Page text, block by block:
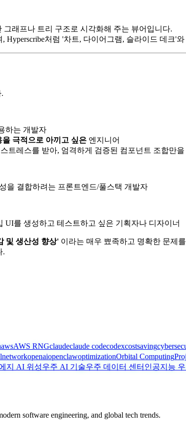
래프나 트리 구조로 시각화해 주는 뷰어입니다.
Hyperscribe처럼 '차트, 다이어그램, 슬라이드 데크'
하는 개발자
극적으로 아끼고 싶은 엔지니어
트레스를 받아, 엄격하게 검증된 컴포넌트 조합만을
을 결합하려는 프론트엔드/풀스택 개발자
를 생성하고 테스트하고 싶은 기획자나 디자이너
및 생산성 향상' 이라는 매우 뾰족하고 명확한 문제
.
awsAWS RNGclaudeclaude codecodexcostsaving
networkopenaiopenclawoptimizationOrbital Computing
지 AI 위성우주 AI 기술우주 데이터 센터 인공지능
software engineering, and global tech trends.